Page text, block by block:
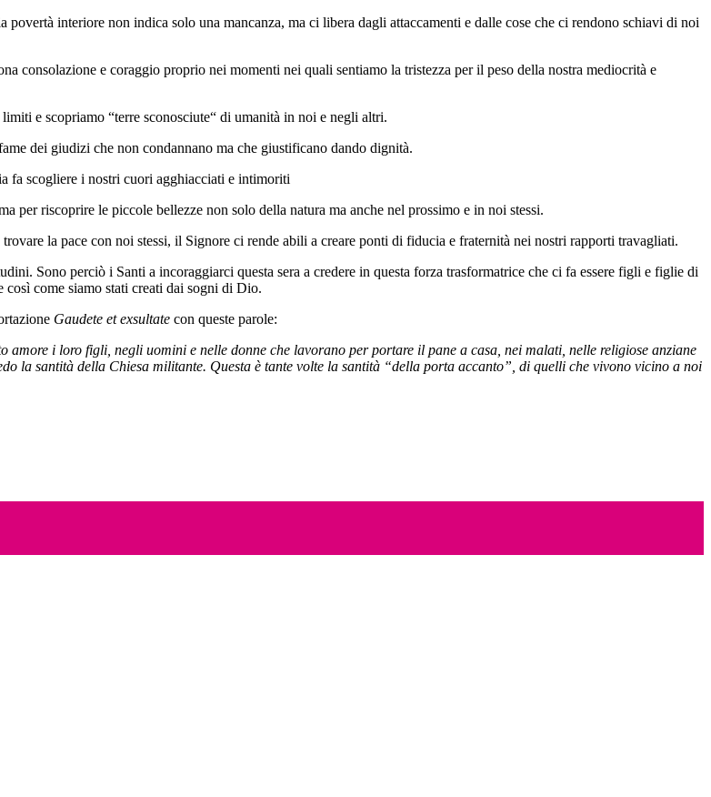
povertà interiore non indica solo una mancanza, ma ci libera dagli attaccamenti e dalle cose che ci rendono schiavi di noi
consolazione e coraggio proprio nei momenti nei quali sentiamo la tristezza per il peso della nostra mediocrità e
e scopriamo “terre sconosciute“ di umanità in noi e negli altri.
dei giudizi che non condannano ma che giustificano dando dignità.
fa scogliere i nostri cuori agghiacciati e intimoriti
per riscoprire le piccole bellezze non solo della natura ma anche nel prossimo e in noi stessi.
la pace con noi stessi, il Signore ci rende abili a creare ponti di fiducia e fraternità nei nostri rapporti travagliati.
Sono perciò i Santi a incoraggiarci questa sera a credere in questa forza trasformatrice che ci fa essere figli e figlie di
come siamo stati creati dai sogni di Dio.
Gaudete et exsultate con queste parole:
i loro figli, negli uomini e nelle donne che lavorano per portare il pane a casa, nei malati, nelle religiose anziane
la santità della Chiesa militante. Questa è tante volte la santità “della porta accanto”, di quelli che vivono vicino a noi